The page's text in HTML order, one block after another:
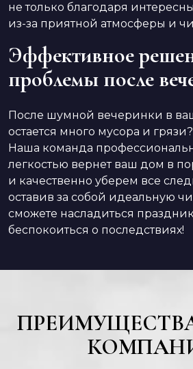
не только благодаря
из-за приятной атмосферы и
Эффективное
проблемы после
После шумной вечеринки в
остается много мусора и
Наша команда
легкостью вернет ваш дом в
и качественно уберем все
оставив за собой идеальную
сможете насладиться
беспокоиться о последствиях!